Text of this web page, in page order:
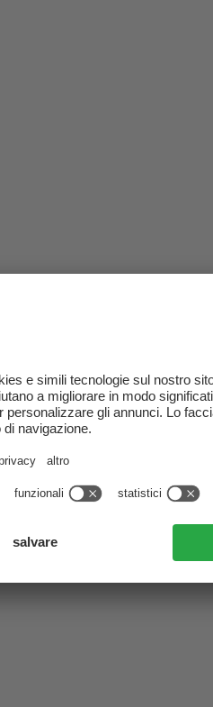
esercita alcun tipo di
responsabilità né
anche non
Osttirol: BergimBild,
Horstvon Bohlen;